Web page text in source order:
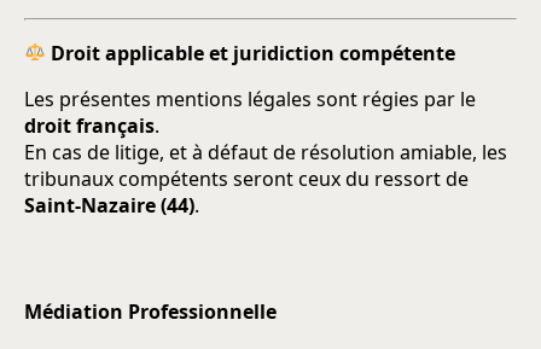
Droit applicable et juridiction compétente
Les présentes mentions légales sont régies par le
droit français.
En cas de litige, et à défaut de résolution amiable, les
tribunaux compétents seront ceux du ressort de
Saint-Nazaire (44).
Médiation Professionnelle